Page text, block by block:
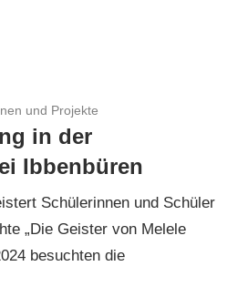
und Projekte
in der
Ibbenbüren
Schülerinnen und Schüler
„Die Geister von Melele
besuchten die